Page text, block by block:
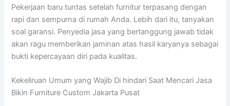
Pekerjaan baru tuntas setelah furnitur terpasang dengan
rapi dan sempurna di rumah Anda. Lebih dari itu, tanyakan
soal garansi. Penyedia jasa yang bertanggung jawab tidak
akan ragu memberikan jaminan atas hasil karyanya sebagai
bukti kepercayaan diri pada kualitas.
Kekeliruan Umum yang Wajib Di hindari Saat Mencari Jasa
Bikin Furniture Custom Jakarta Pusat